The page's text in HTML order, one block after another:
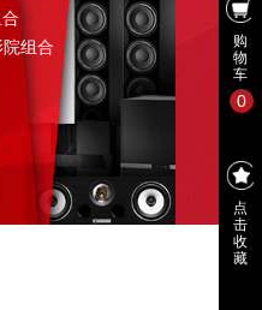
组合
购
物
车
0
点
击
收
藏